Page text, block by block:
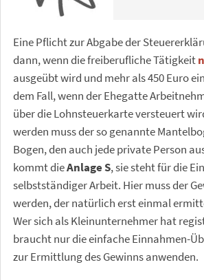
Eine Pflicht zur Abgabe der
dann, wenn die freiberufliche Tätigkeit
ausgeübt wird und mehr als 450 Euro
dem Fall, wenn der Ehegatte
über die Lohnsteuerkarte versteuert
werden muss der so genannte
Bogen, den auch jede private Person
kommt dieAnlage S, sie steht für die
selbstständiger Arbeit. Hier muss der
werden, der natürlich erst einmal
Wer sich als Kleinunternehmer hat
braucht nur die einfache Einnahmen-
zur Ermittlung des Gewinns anwenden.